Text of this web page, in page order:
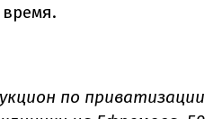
по приватизации